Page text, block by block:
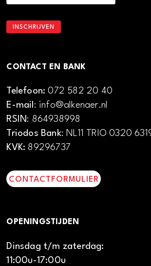
CONTACT EN BANK
Telefoon:072 582 20 40
E-mail: info@alkenaer.nl
RSIN: 864938998
Triodos Bank: NL11 TRIO 0320
KVK: 89296737
CONTACTFORMULIER
OPENINGSTIJDEN
Dinsdag t/m zaterdag:
11:00u-17:00u